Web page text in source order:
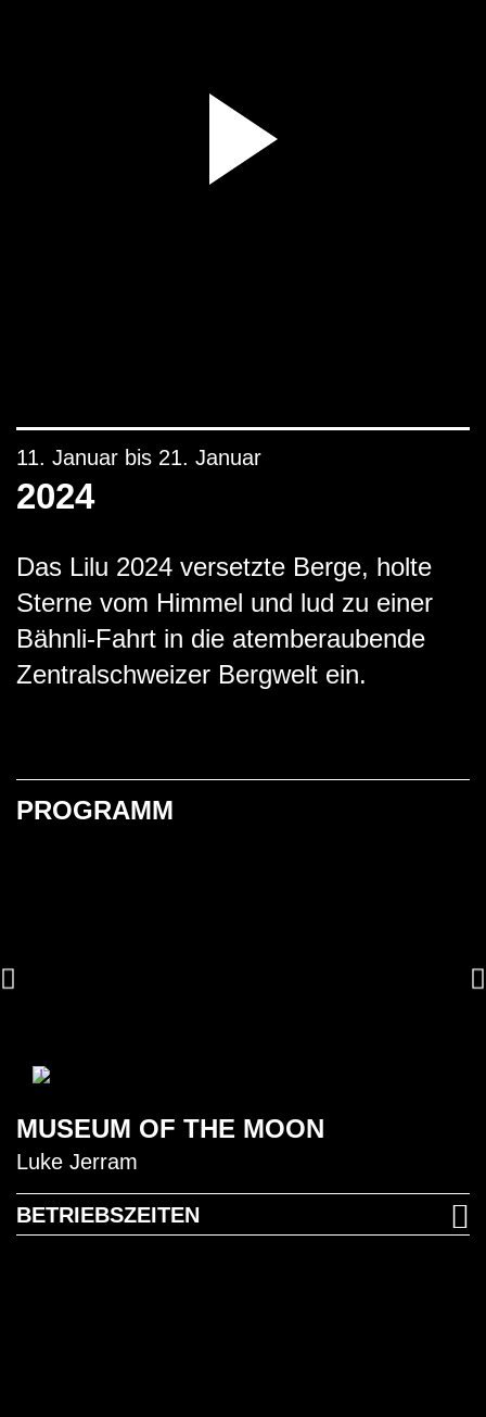
2024
11. Januar bis 21. Januar
Das Lilu 2024 versetzte Berge, holte
Sterne vom Himmel und lud zu einer
Bähnli-Fahrt in die atemberaubende
Zentralschweizer Bergwelt ein.
PROGRAMM
1
MUSEUM OF THE MOON
Luke Jerram
BETRIEBSZEITEN